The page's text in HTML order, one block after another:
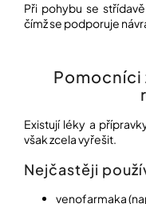
Při pohybu se
čímž se podporuje
Pomocníci
Existují léky a
však zcela vyřešit.
Nejčastěji
venofarmaka